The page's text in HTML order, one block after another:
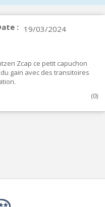
: 19/03/2024
Zcap ce petit capuchon
gain avec des transitoires
(0)